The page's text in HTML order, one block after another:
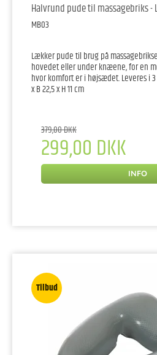
Halvrund pude til massagebriks -
MB03
Lækker pude til brug på
hovedet eller under knæene, for en
hvor komfort er i højsædet. Leveres i
x B 22,5 x H 11 cm
379,00 DKK
299,00 DKK
INFO
Tilbud